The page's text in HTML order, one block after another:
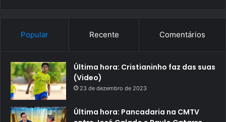
Popular Recente Comentários
Última hora: Cristianinho faz das suas
(Video)
23 de dezembro de 2023
Última hora: Pancadaria na CMTV